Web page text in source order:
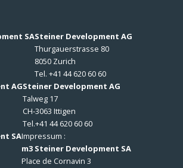
SASteiner Development AG
Thurgauerstrasse 80
8050 Zurich
Tel. +41 44 620 60 60
AGSteiner Development AG
Talweg 17
CH-3063 Ittigen
Tel.+41 44 620 60 60
SAImpressum :
m3 Steiner Development SA
Place de Cornavin 3